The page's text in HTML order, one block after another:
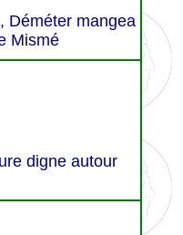
Déméter mangea
Mismé
digne autour